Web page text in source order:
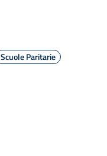
Scuole Paritarie